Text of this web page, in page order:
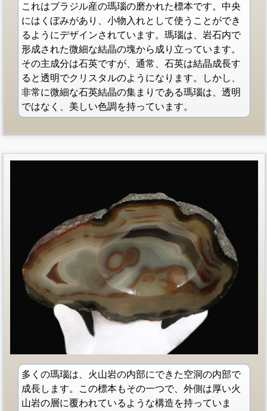
これはブラジル産の瑪瑙の磨かれた標本です。中央
にはくぼみがあり、小物入れとして使うことができ
るようにデザインされています。瑪瑙は、岩石内で
形成された微細な結晶の塊から成り立っています。
その主成分は石英ですが、通常、石英は結晶成長す
ると透明でクリスタルのようになります。しかし、
非常に微細な石英結晶の集まりである瑪瑙は、透明
ではなく、美しい色調を持っています。
多くの瑪瑙は、火山岩の内部にできた空洞の内部で
成長します。この標本もその一つで、外側は厚い火
山岩の層に覆われているような構造を持っていま